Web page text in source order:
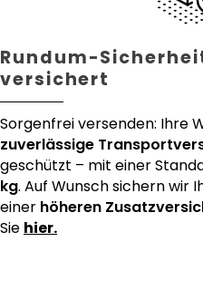
Rundum-
versichert
Sorgenfrei versenden: Ihre
zuverlässige
geschützt – mit einer
kg. Auf Wunsch sichern wir
einer höheren
Sie hier.